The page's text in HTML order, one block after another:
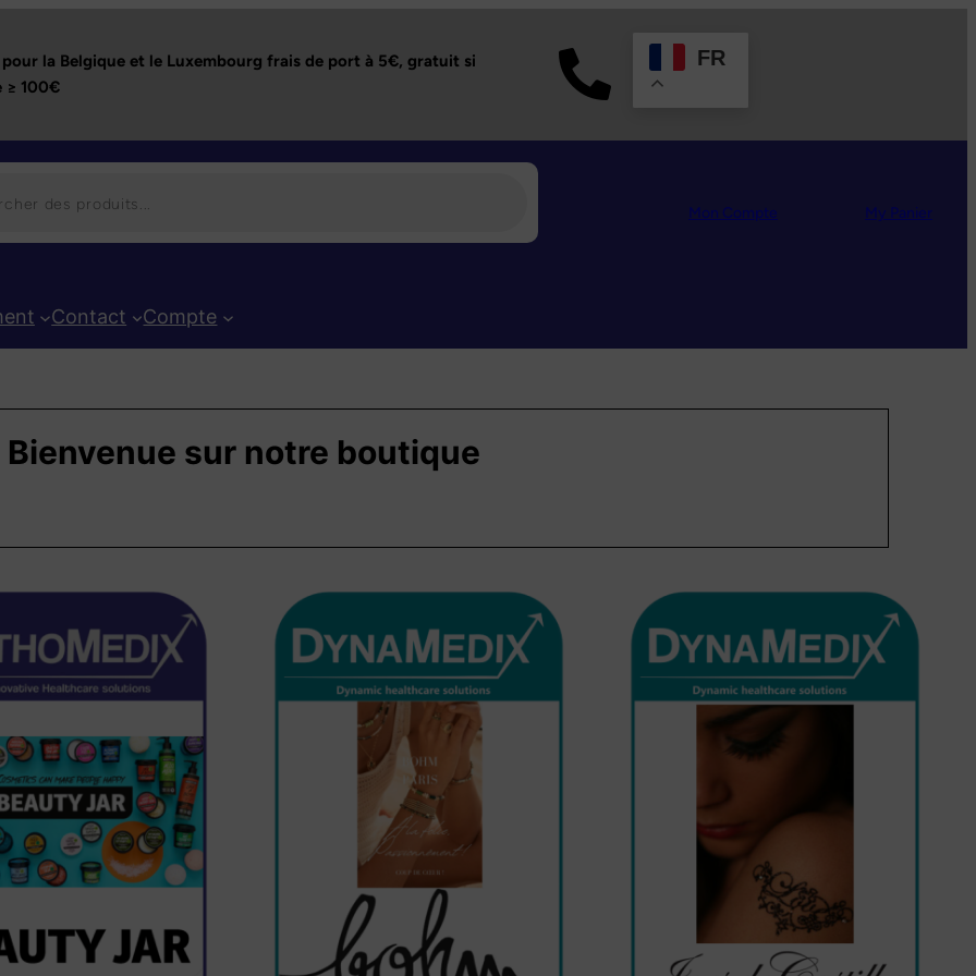
pour la Belgique et le Luxembourg frais de port à 5€, gratuit si
≥ 100€
FR
Mon Compte My Panier
Contact Compte
Bienvenue sur notre boutique
ci-desso